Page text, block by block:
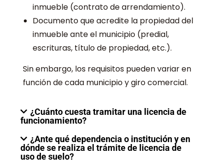
inmueble (contrato de arrendamiento).
Documento que acredite la propiedad del
inmueble ante el municipio (predial,
escrituras, título de propiedad, etc.).
Sin embargo, los requisitos pueden variar en
función de cada municipio y giro comercial.
¿Cuánto cuesta tramitar una licencia de
funcionamiento?
¿Ante qué dependencia o institución y en
dónde se realiza el trámite de licencia de
uso de suelo?